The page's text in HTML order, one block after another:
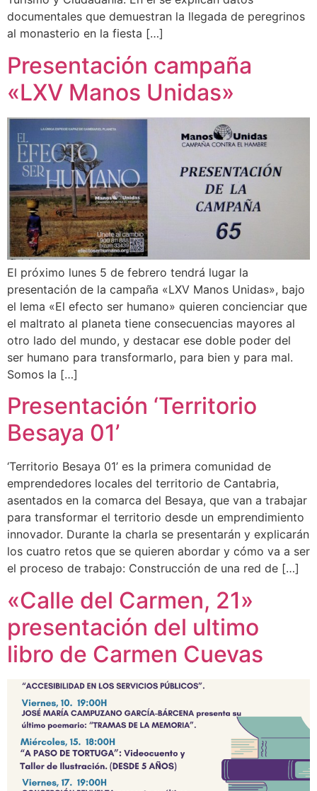
documentales que demuestran la llegada de peregrinos
al monasterio en la fiesta […]
Presentación campaña
«LXV Manos Unidas»
El próximo lunes 5 de febrero tendrá lugar la
presentación de la campaña «LXV Manos Unidas», bajo
el lema «El efecto ser humano» quieren concienciar que
el maltrato al planeta tiene consecuencias mayores al
otro lado del mundo, y destacar ese doble poder del
ser humano para transformarlo, para bien y para mal.
Somos la […]
Presentación ‘Territorio
Besaya 01’
‘Territorio Besaya 01’ es la primera comunidad de
emprendedores locales del territorio de Cantabria,
asentados en la comarca del Besaya, que van a trabajar
para transformar el territorio desde un emprendimiento
innovador. Durante la charla se presentarán y explicarán
los cuatro retos que se quieren abordar y cómo va a ser
el proceso de trabajo: Construcción de una red de […]
«Calle del Carmen, 21»
presentación del ultimo
libro de Carmen Cuevas